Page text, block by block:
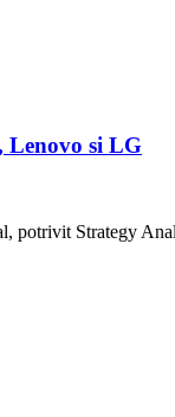
Lenovo si LG
potrivit Strategy